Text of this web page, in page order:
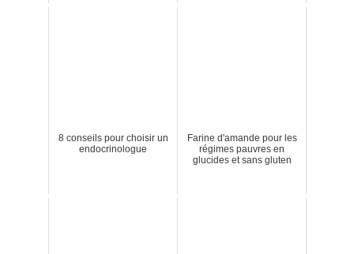
8 conseils pour choisir un
endocrinologue
Farine d'amande pour les
régimes pauvres en
glucides et sans gluten